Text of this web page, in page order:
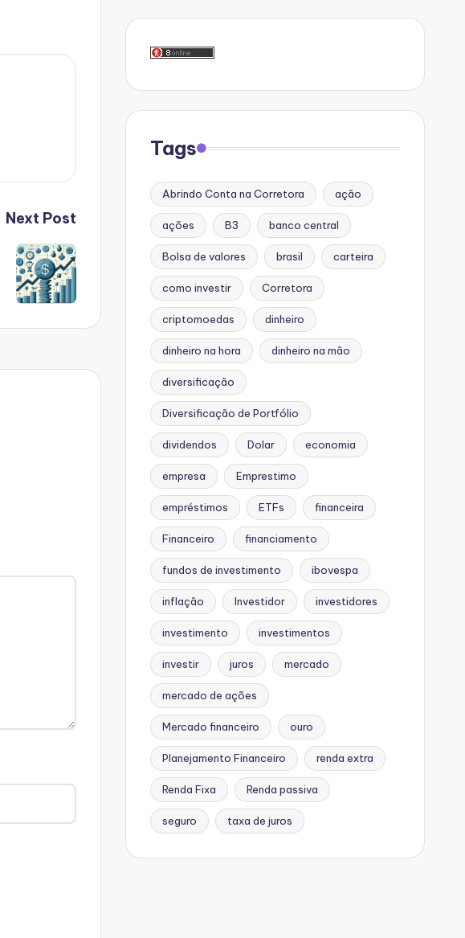
Next Post
Tags
Abrindo Conta na Corretora ação
ações B3 banco central
Bolsa de valores brasil carteira
como investir Corretora
criptomoedas dinheiro
dinheiro na hora dinheiro na mão
diversificação
Diversificação de Portfólio
dividendos Dolar economia
empresa Emprestimo
empréstimos ETFs financeira
Financeiro financiamento
fundos de investimento ibovespa
inflação Investidor investidores
investimento investimentos
investir juros mercado
mercado de ações
Mercado financeiro ouro
Planejamento Financeiro renda extra
Renda Fixa Renda passiva
seguro taxa de juros